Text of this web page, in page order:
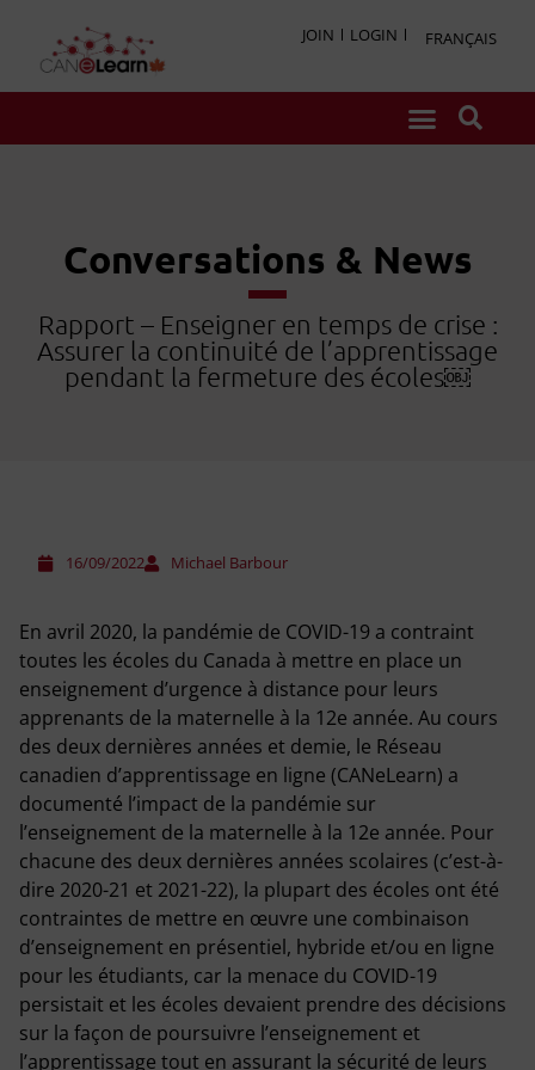
JOIN LOGIN FRANÇAIS
Conversations & News
Rapport – Enseigner en temps de crise :
Assurer la continuité de l’apprentissage
pendant la fermeture des écoles￼
16/09/2022 Michael Barbour
En avril 2020, la pandémie de COVID-19 a contraint
toutes les écoles du Canada à mettre en place un
enseignement d’urgence à distance pour leurs
apprenants de la maternelle à la 12e année. Au cours
des deux dernières années et demie, le Réseau
canadien d’apprentissage en ligne (CANeLearn) a
documenté l’impact de la pandémie sur
l’enseignement de la maternelle à la 12e année. Pour
chacune des deux dernières années scolaires (c’est-à-
dire 2020-21 et 2021-22), la plupart des écoles ont été
contraintes de mettre en œuvre une combinaison
d’enseignement en présentiel, hybride et/ou en ligne
pour les étudiants, car la menace du COVID-19
persistait et les écoles devaient prendre des décisions
sur la façon de poursuivre l’enseignement et
l’apprentissage tout en assurant la sécurité de leurs